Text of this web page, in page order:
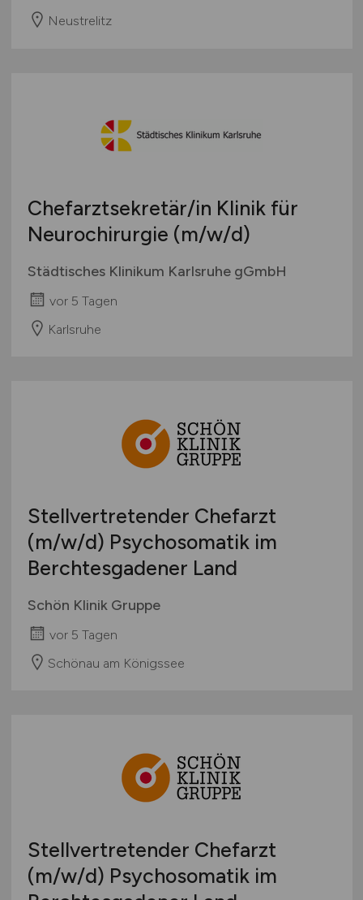
Neustrelitz
Chefarztsekretär/in Klinik für
Neurochirurgie (m/w/d)
Städtisches Klinikum Karlsruhe gGmbH
vor 5 Tagen
Karlsruhe
Stellvertretender Chefarzt
(m/w/d) Psychosomatik im
Berchtesgadener Land
Schön Klinik Gruppe
vor 5 Tagen
Schönau am Königssee
Stellvertretender Chefarzt
(m/w/d) Psychosomatik im